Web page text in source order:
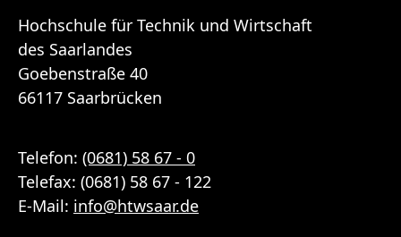
Hochschule für Technik und Wirtschaft
des Saarlandes
Goebenstraße 40
66117 Saarbrücken
Telefon: (0681) 58 67 - 0
Telefax: (0681) 58 67 - 122
E-Mail: info@htwsaar.de